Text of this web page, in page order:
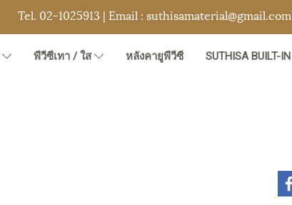
Tel. 02-1025913 | Email : suthisamaterial@gmail.com
พีวีซีเทา / ใส หลังคายูพีวีซี SUTHISA BUILT-IN